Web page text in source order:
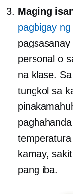
Maging
pagbigay
personal o
na klase.
tungkol sa
kamay,
pang iba.